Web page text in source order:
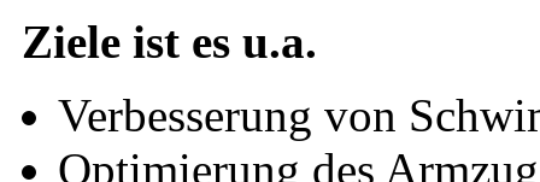
Ziele ist es u.a.
Verbesserung von
Optimierung des